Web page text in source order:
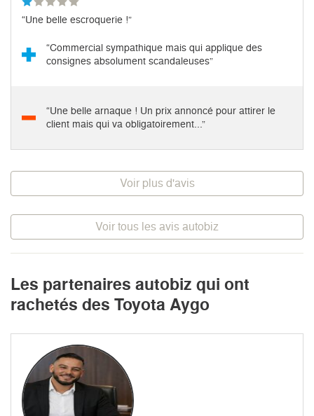
“Une belle escroquerie !”
“Commercial sympathique mais qui applique des
consignes absolument scandaleuses”
“Une belle arnaque ! Un prix annoncé pour attirer le
client mais qui va obligatoirement...”
Voir plus d'avis
Voir tous les avis autobiz
Les partenaires autobiz qui ont
rachetés des Toyota Aygo